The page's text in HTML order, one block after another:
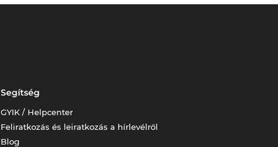
Segítség
GYIK / Helpcenter
Feliratkozás és leiratkozás a hírlevélről
Blog